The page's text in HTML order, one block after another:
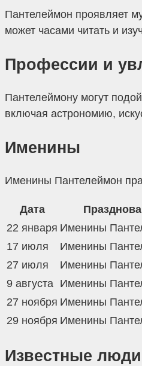
Пантелеймон проявляет
может часами читать и
Профессии и
Пантелеймону могут
включая астрономию,
Именины
Именины Пантелеймон
Дата
22 января Именины
17 июля
Именины
27 июля
Именины
9 августа Именины
27 ноября Именины
29 ноября Именины
Известные люди